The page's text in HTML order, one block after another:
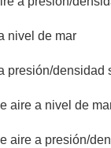
nivel de mar
presión/densidad
aire a nivel de
aire a presión/